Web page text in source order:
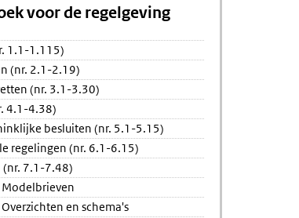
voor de regelgeving
1.1-1.115)
(nr. 2.1-2.19)
(nr. 3.1-3.30)
4.1-4.38)
besluiten (nr. 5.1-5.15)
regelingen (nr. 6.1-6.15)
(nr. 7.1-7.48)
Modelbrieven
en schema's